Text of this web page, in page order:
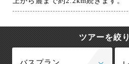
ツアーを絞